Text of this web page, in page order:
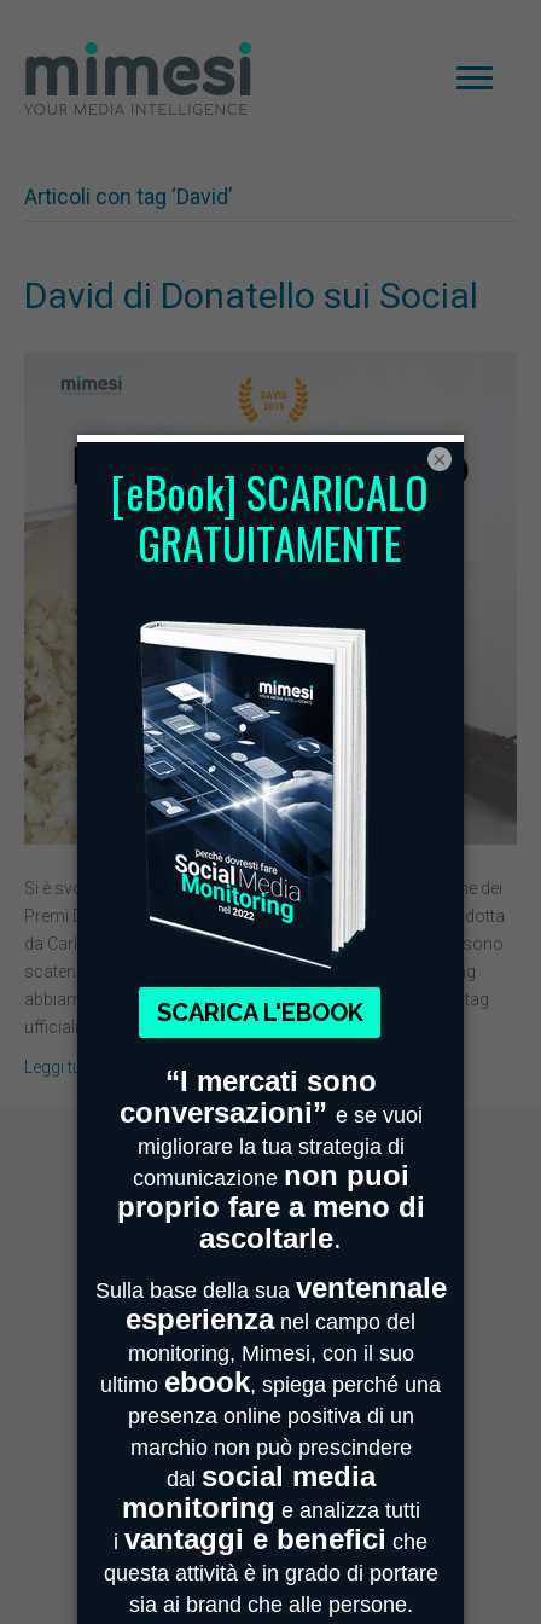
Articoli con tag ‘David’
David di Donatello sui Social
Si è svolta ieri la cerimonia di premiazione della 64a edizione dei
Premi David di Donatello, gli Oscar del cinema italiano, condotta
da Carlo Conti e trasmessa in diretta da RaiUno. I social si sono
scatenati e grazie alla nostra piattaforma di Web Monitoring
abbiamo ascoltato le numerose conversazioni. I due hashtag
ufficiali della serata…
Leggi tutto
MIMESI MILANO
Centro Direzionale Milanofiori
Strada 4, Palazzo A - Scala 2
20059 Assago
MIMESI PARMA
Sede Operativa
Strada Quarta, 6/1D
43100 Parma
MIMESI FORLÌ
Sede divisione Audio Video
Via Guido Bonali, 14
47121 Forlì
×